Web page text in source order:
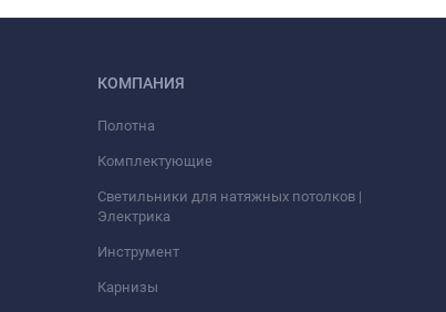
КОМПАНИЯ
Полотна
Комплектующие
Светильники для натяжных потолков |
Электрика
Инструмент
Карнизы